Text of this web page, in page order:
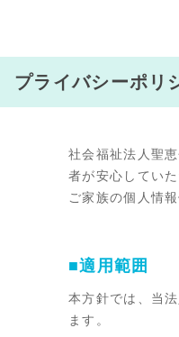
プライバシーポリ
社会福祉法人聖
者が安心してい
ご家族の個人情
■適用範囲
本方針では、当
ます。